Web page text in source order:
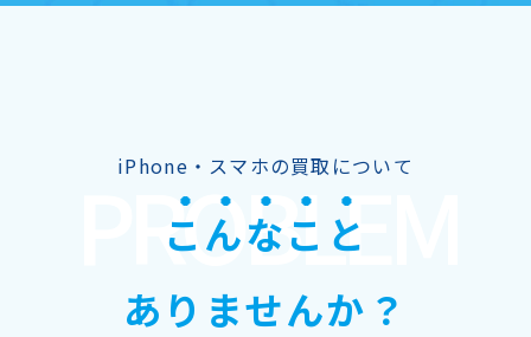
iPhone・スマホの買取について
こんなこと
ありませんか？
PROBLEM